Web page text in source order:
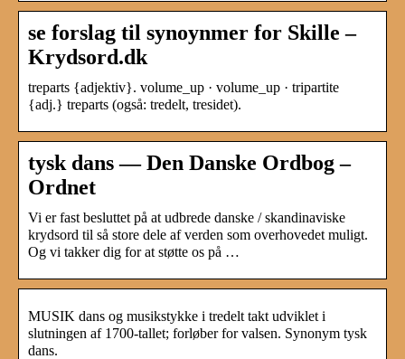
se forslag til synoynmer for Skille –
Krydsord.dk
treparts {adjektiv}. volume_up · volume_up · tripartite
{adj.} treparts (også: tredelt, tresidet).
tysk dans — Den Danske Ordbog –
Ordnet
Vi er fast besluttet på at udbrede danske / skandinaviske
krydsord til så store dele af verden som overhovedet muligt.
Og vi takker dig for at støtte os på …
MUSIK dans og musikstykke i tredelt takt udviklet i
slutningen af 1700-tallet; forløber for valsen. Synonym tysk
dans.